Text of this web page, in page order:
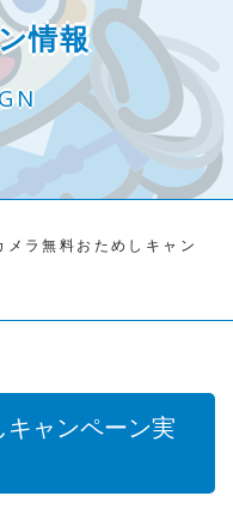
情報
メラ無料おためしキャン
ャンペーン実